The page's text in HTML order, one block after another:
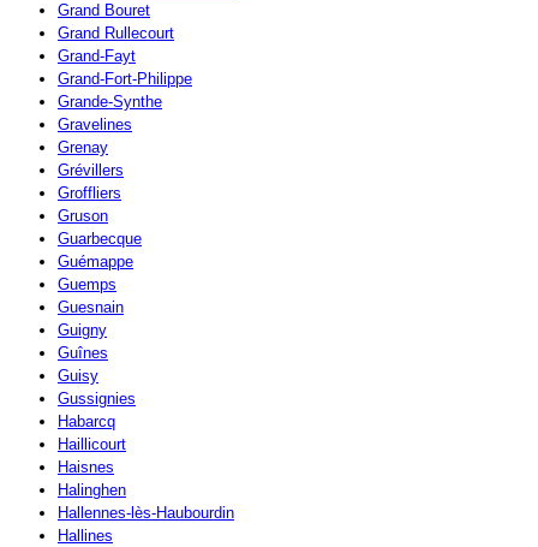
Grand Bouret
Grand Rullecourt
Grand-Fayt
Grand-Fort-Philippe
Grande-Synthe
Gravelines
Grenay
Grévillers
Groffliers
Gruson
Guarbecque
Guémappe
Guemps
Guesnain
Guigny
Guînes
Guisy
Gussignies
Habarcq
Haillicourt
Haisnes
Halinghen
Hallennes-lès-Haubourdin
Hallines